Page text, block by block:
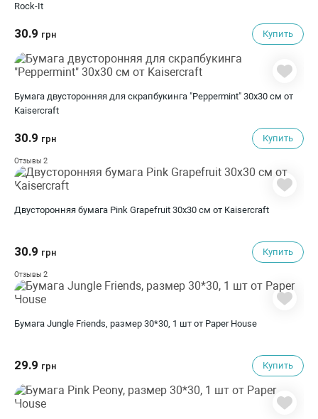
Rock-It
30.9 грн Купить
Бумага двусторонняя для скрапбукинга "Peppermint" 30х30 см от
Kaisercraft
30.9 грн Купить
Отзывы 2
Двусторонняя бумага Pink Grapefruit 30х30 см от Kaisercraft
30.9 грн Купить
Отзывы 2
Бумага Jungle Friends, размер 30*30, 1 шт от Paper House
29.9 грн Купить